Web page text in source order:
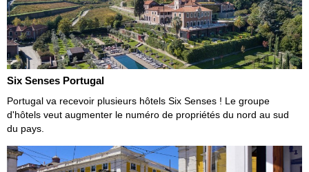
Six Senses Portugal
Portugal va recevoir plusieurs hôtels Six Senses ! Le groupe
d'hôtels veut augmenter le numéro de propriétés du nord au sud
du pays.